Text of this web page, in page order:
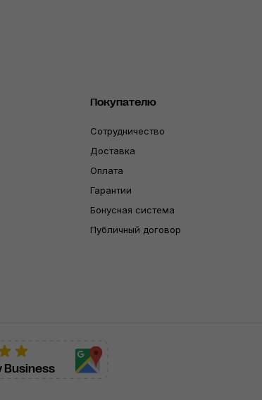
Покупателю
Сотрудничество
Доставка
Оплата
Гарантии
Бонусная система
Публичный договор
Business